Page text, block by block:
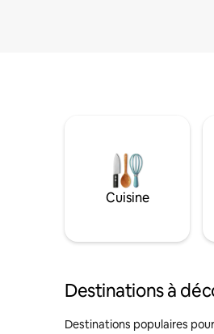
Cuisine
Destinations à
Destinations populaires